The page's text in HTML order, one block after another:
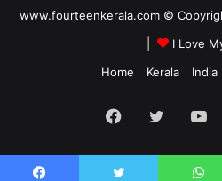
www.fourteenkerala.com ©
I Love
Home
Kerala India
Facebook
Twitter